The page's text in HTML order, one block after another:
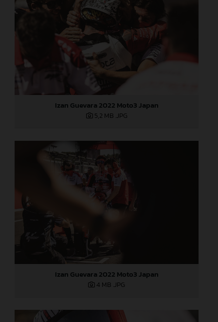
Izan Guevara 2022 Moto3 Japan
5,2 MB .JPG
Izan Guevara 2022 Moto3 Japan
4 MB .JPG